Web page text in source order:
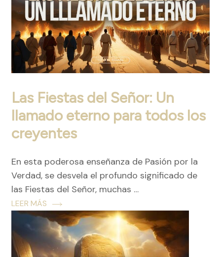
Las Fiestas del Señor: Un
llamado eterno para todos los
creyentes
En esta poderosa enseñanza de Pasión por la
Verdad, se desvela el profundo significado de
las Fiestas del Señor, muchas …
LEER MÁS